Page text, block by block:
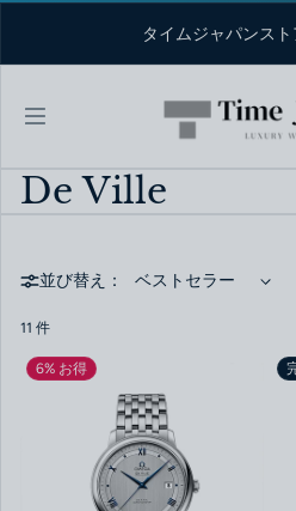
タイムジャパンス
De Ville
並び替え：
11 件
6% お得